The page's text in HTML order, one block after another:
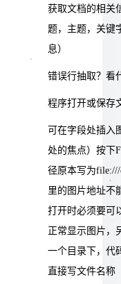
获取文档的相关
题，主题，关键
息）
错误行抽取？看
程序打开或保存
可在字段处插入
处的焦点）按下
径原本写为file:///
里的图片地址不
打开时必须要可
正常显示图片，
一个目录下，代
直接写文件名称